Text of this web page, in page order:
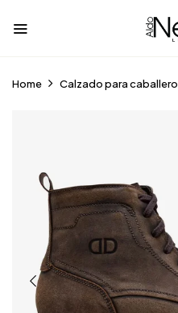
Home Calzado para caballero